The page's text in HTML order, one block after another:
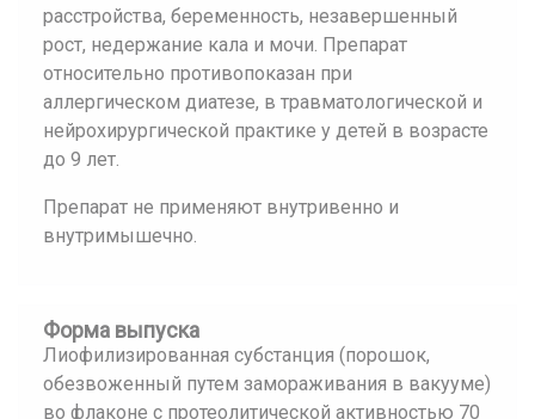
расстройства, беременность, незавершенный
рост, недержание кала и мочи. Препарат
относительно противопоказан при
аллергическом диатезе, в травматологической и
нейрохирургической практике у детей в возрасте
до 9 лет.
Препарат не применяют внутривенно и
внутримышечно.
Форма выпуска
Лиофилизированная субстанция (порошок,
обезвоженный путем замораживания в вакууме)
во флаконе с протеолитической активностью 70